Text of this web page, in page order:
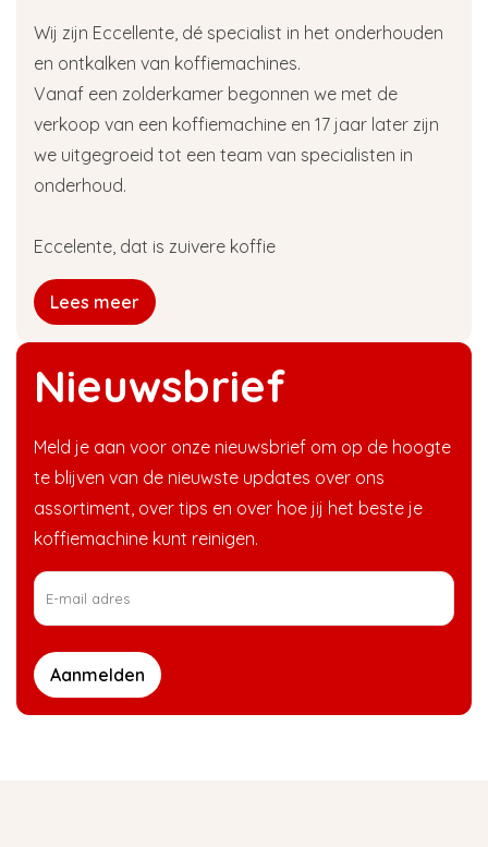
Nieuwsbrief
Meld je aan voor onze nieuwsbrief om op de hoogte
te blijven van de nieuwste updates over ons
assortiment, over tips en over hoe jij het beste je
koffiemachine kunt reinigen.
Aanmelden
Wij zijn Eccellente, dé specialist in het onderhouden
en ontkalken van koffiemachines.
Vanaf een zolderkamer begonnen we met de
verkoop van een koffiemachine en 17 jaar later zijn
we uitgegroeid tot een team van specialisten in
onderhoud.
Eccelente, dat is zuivere koffie
Lees meer